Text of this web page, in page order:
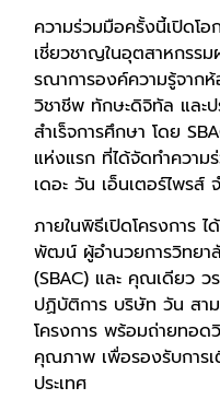
ความร่วมมือครั้งนี้เปิดโอ
เชี่ยวชาญในอุตสาหกรร
รณาการองค์ความรู้จาก
วิชาชีพ ทักษะดิจิทัล และ
สำเร็จการศึกษา โดย
แห่งแรก ที่ได้จัดทำควา
เดอะ วัน เอ็นเตอร์ไพรส์
ภายในพิธีเปิดโครงการ
พัฒน์ ผู้อำนวยการวิทยาลั
(SBAC) และ คุณเดียว ว
ปฏิบัติการ บริษัท วัน สา
โครงการ พร้อมถ่ายทอ
คุณภาพ เพื่อรองรับการ
ประเทศ